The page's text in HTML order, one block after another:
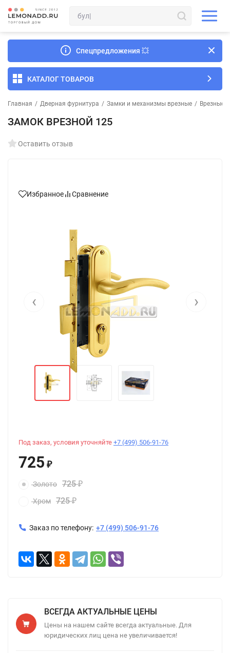
Спецпредложения 💥
КАТАЛОГ ТОВАРОВ
Главная / Дверная фурнитура / Замки и механизмы врезные / Врезные
ЗАМОК ВРЕЗНОЙ 125
Оставить отзыв
Избранное Сравнение
‹ ›
Под заказ, условия уточняйте +7 (499) 506-91-76
725 ₽
Золото 725₽
Хром 725₽
Заказ по телефону: +7 (499) 506-91-76
ВСЕГДА АКТУАЛЬНЫЕ ЦЕНЫ
Цены на нашем сайте всегда актуальные. Для
юридических лиц цена не увеличивается!